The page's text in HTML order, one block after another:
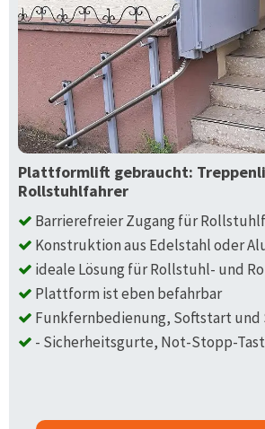
Plattformlift gebraucht:
Rollstuhlfahrer
Barrierefreier Zugang für
Konstruktion aus Edelstahl oder
ideale Lösung für Rollstuhl- und
Plattform ist eben befahrbar
Funkfernbedienung, Softstart
- Sicherheitsgurte, Not-Stopp-